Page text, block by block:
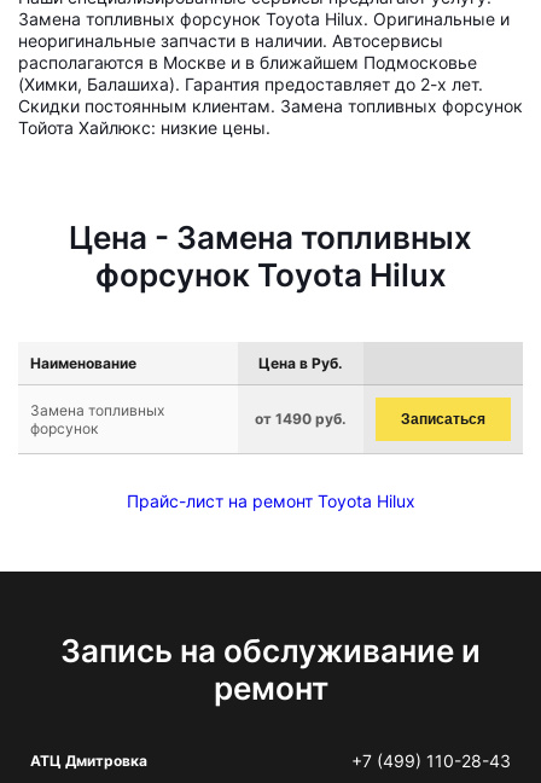
Замена топливных форсунок Toyota Hilux. Оригинальные и
неоригинальные запчасти в наличии. Автосервисы
располагаются в Москве и в ближайшем Подмосковье
(Химки, Балашиха). Гарантия предоставляет до 2-х лет.
Скидки постоянным клиентам. Замена топливных форсунок
Тойота Хайлюкс: низкие цены.
Цена - Замена топливных
форсунок Toyota Hilux
Наименование Цена в Руб.
Замена топливных
форсунок
от 1490 руб. Записаться
Прайс-лист на ремонт Toyota Hilux
Запись на обслуживание и
ремонт
АТЦ Дмитровка +7 (499) 110-28-43